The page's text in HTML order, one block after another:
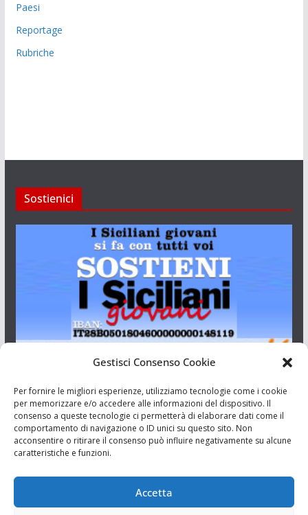
Gestisci Consenso Cookie
Per fornire le migliori esperienze, utilizziamo tecnologie come i cookie
per memorizzare e/o accedere alle informazioni del dispositivo. Il
consenso a queste tecnologie ci permetterà di elaborare dati come il
comportamento di navigazione o ID unici su questo sito. Non
acconsentire o ritirare il consenso può influire negativamente su alcune
caratteristiche e funzioni.
Accetta
Paesi
Reportage
Rubriche
Sostienici
Aut. del tribunale di Catania n.23/2011 del 20/09/2011 Dir.
Resp. Riccardo Orioles.
Associazione Culturale I Siciliani Giovani
via Randazzo 27 Catania